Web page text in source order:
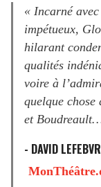
« Incarné
impétueux,
hilarant
qualités
voire à
quelque
et
- DAVID